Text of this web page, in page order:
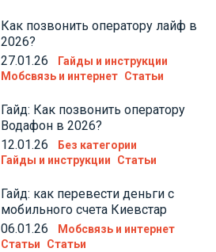
Как позвонить оператору лайф в
2026?
27.01.26
Гайды и инструкции
Мобсвязь и интернет Статьи
Гайд: Как позвонить оператору
Водафон в 2026?
12.01.26
Без категории
Гайды и инструкции
Статьи
Гайд: как перевести деньги с
мобильного счета Киевстар
06.01.26
Мобсвязь и интернет
Статьи
Статьи